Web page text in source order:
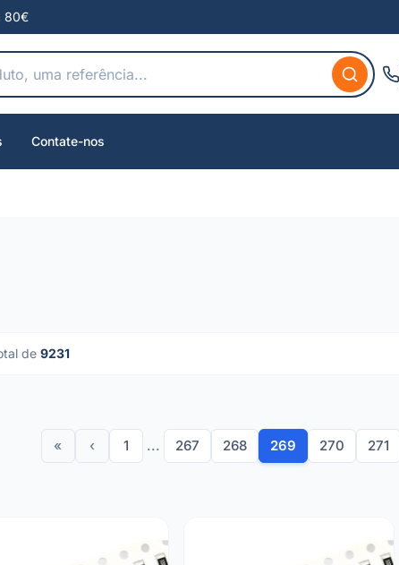
80€
Contate-nos
de 9231
« ‹ 1 ... 267 268 269 270 271